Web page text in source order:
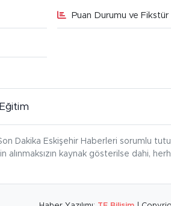
Puan Durumu ve Fikstür
Eğitim
Dakika Eskişehir Haberleri sorumlu
kaynak gösterilse dahi,